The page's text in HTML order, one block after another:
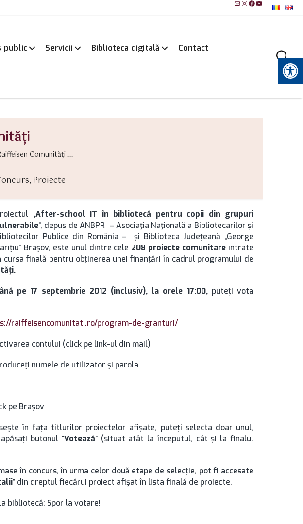
MailInstagram
Facebook
YouTube
public Servicii Biblioteca digitală
Contact
Instrumente pentru accesibilitate
Comunităţi ...
, Proiecte
„After-school IT în bibliotecă pentru copii din grupuri
”, depus de ANBPR – Asociaţia Naţională a Bibliotecarilor şi
Publice din România – şi Biblioteca Judeţeană „George
Braşov, este unul dintre cele 208 proiecte comunitare intrate
cursa finală pentru obţinerea unei finanţări în cadrul programului de
pe 17 septembrie 2012 (inclusiv), la orele 17:00, puteţi vota
raiffeisencomunitati.ro/program-de-granturi/
contului (click pe link-ul din mail)
numele de utilizator şi parola
pe Braşov
în faţa titlurilor proiectelor afişate, puteţi selecta doar unul,
butonul “Votează” (situat atât la începutul, cât şi la finalul
în concurs, în urma celor două etape de selecţie, pot fi accesate
” din dreptul fiecărui proiect afişat în lista finală de proiecte.
bibliotecă: Spor la votare!